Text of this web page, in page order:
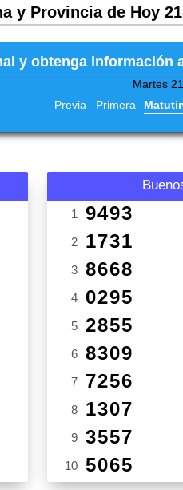
y Provincia de Hoy
y obtenga
Martes
Previa
Primera
1 9493
2 1731
3 8668
4 0295
5 2855
6 8309
7 7256
8 1307
9 3557
10 5065